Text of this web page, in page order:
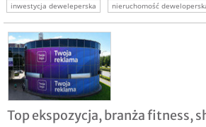
inwestycja deweleperska nieruchomość
szukam inwestora deweloperka
szukam inwestora
Top ekspozycja, branża fitness,